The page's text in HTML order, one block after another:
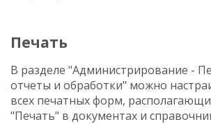
Печать
В разделе "Администрирование -
отчеты и обработки" можно
всех печатных форм,
"Печать" в документах и